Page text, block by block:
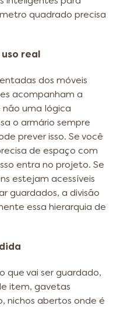
quadrado precisa
real
dos móveis
acompanham a
não uma lógica
o armário sempre
prever isso. Se você
de espaço com
entra no projeto. Se
estejam acessíveis
guardados, a divisão
essa hierarquia de
que vai ser guardado,
item, gavetas
nichos abertos onde é